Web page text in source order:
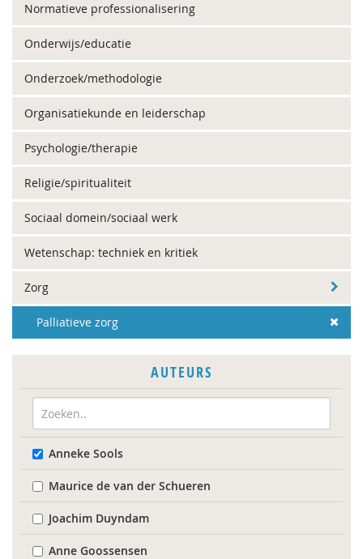
Normatieve professionalisering
Onderwijs/educatie
Onderzoek/methodologie
Organisatiekunde en leiderschap
Psychologie/therapie
Religie/spiritualiteit
Sociaal domein/sociaal werk
Wetenschap: techniek en kritiek
Zorg
Palliatieve zorg
AUTEURS
Anneke Sools
Maurice de van der Schueren
Joachim Duyndam
Anne Goossensen